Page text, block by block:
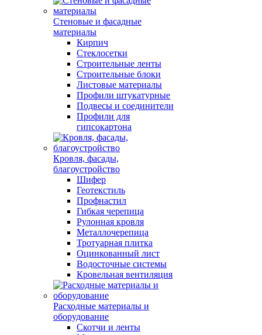
Стеновые и фасадные
материалы
Кирпич
Стеклосетки
Строительные ленты
Строительные блоки
Листовые материалы
Профили штукатурные
Подвесы и соединители
Профили для
гипсокартона
Кровля, фасады,
благоустройство
Шифер
Геотекстиль
Профнастил
Гибкая черепица
Рулонная кровля
Металлочерепица
Тротуарная плитка
Оцинкованный лист
Водосточные системы
Кровельная вентиляция
Расходные материалы и
оборудование
Скотчи и ленты